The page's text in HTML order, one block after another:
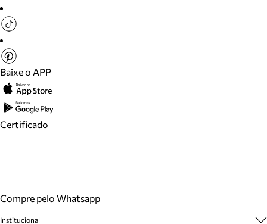
Baixe o APP
Certificado
Compre pelo Whatsapp
Institucional